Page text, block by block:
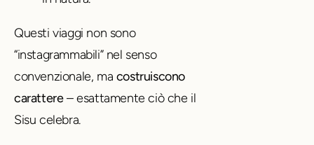
Questi viaggi non sono
“instagrammabili” nel senso
convenzionale, ma costruiscono
carattere– esattamente ciò che il
Sisu celebra.